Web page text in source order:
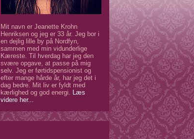
Mit navn er Jeanette Krohn
Henriksen og jeg er 33 år. Jeg bor i
en dejlig lille by på Nordfyn,
sammen med min vidunderlige
Kæreste. Til hverdag har jeg den
svære opgave, at passe på mig
selv. Jeg er førtidspensionist og
efter mange hårde år, har jeg det i
dag bedre. Mit liv er fyldt med
kærlighed og god energi. Læs
videre her...